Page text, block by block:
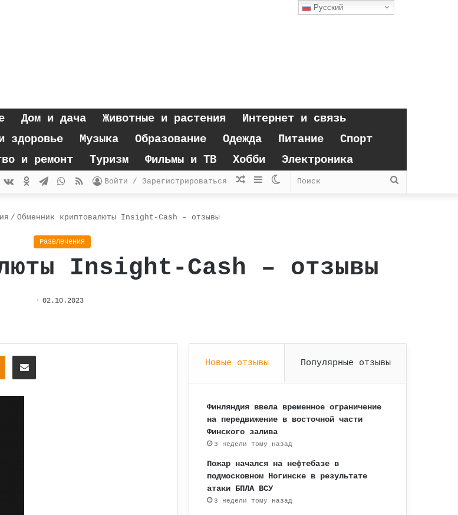
Дом и дача Животные и растения
Интернет и связь
здоровье Музыка Образование Одежда Питание
Спорт
и ремонт Туризм Фильмы и ТВ Хобби Электроника
Поиск
Switch
Sidebar
Случайная
Войти / Зарегистрироваться
RSS
WhatsApp
Telegram
Одноклассники
vk.com
/ Обменник криптовалюты Insight-Cash – отзывы
Развлечения
Insight-Cash – отзывы
02.10.2023
Одноклассники
Поделиться через электронную почту
Новые отзывы Популярные отзывы
Финляндия ввела временное ограничение
на передвижение в восточной части
Финского залива
3 недели тому назад
Пожар начался на нефтебазе в
подмосковном Ногинске в результате
атаки БПЛА ВСУ
3 недели тому назад
Русский